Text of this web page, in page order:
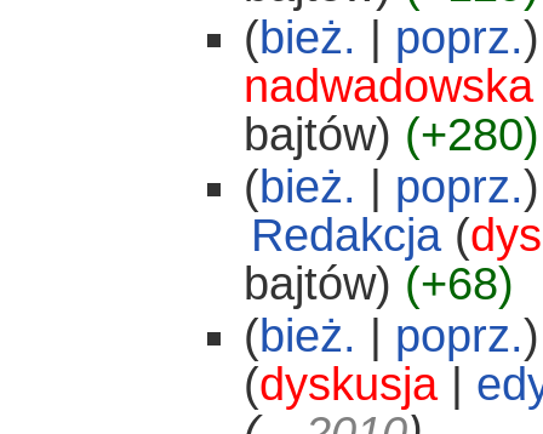
(bież. poprz.)
nadwadowska
bajtów) (+280)
(bież. poprz.)
Redakcja (
bajtów) (+68)
(bież. poprz.)
(dyskusja|